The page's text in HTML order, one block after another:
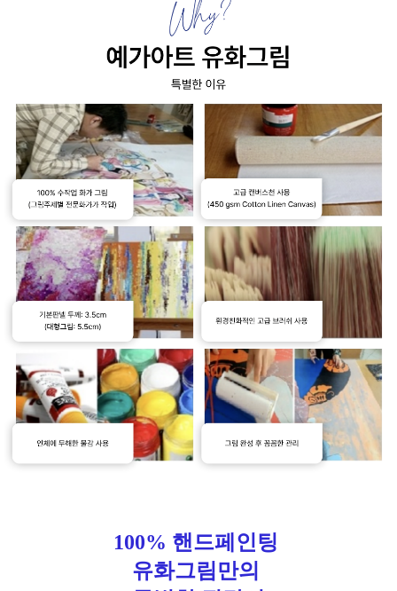
100% 핸드페인팅
유화그림만의